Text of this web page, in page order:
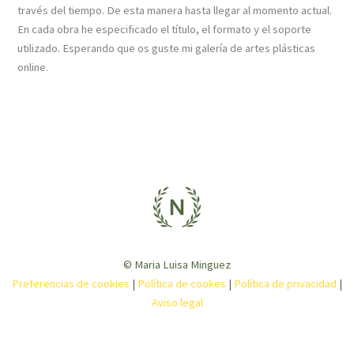
través del tiempo. De esta manera hasta llegar al momento actual.
En cada obra he especificado el título, el formato y el soporte
utilizado. Esperando que os guste mi galería de artes plásticas
online.
© Maria Luisa Minguez
Preferencias de cookies | Política de cookes | Política de privacidad |
Aviso legal